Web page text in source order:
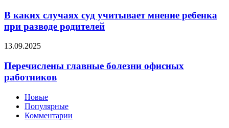
с
голой
случаях
суд
учитывает
ребенка
разводе
родителей
В каких случаях суд учитывает мнение ребенка
при разводе родителей
Перечислены
болезни
офисных
работников
13.09.2025
Перечислены главные болезни офисных
работников
Новые
Популярные
Комментарии